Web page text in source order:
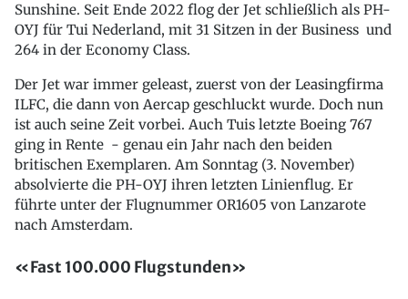
Sunshine. Seit Ende 2022 flog der Jet schließlich als PH-
OYJ für Tui Nederland, mit 31 Sitzen in der Business und
264 in der Economy Class.
Der Jet war immer geleast, zuerst von der Leasingfirma
ILFC, die dann von Aercap geschluckt wurde. Doch nun
ist auch seine Zeit vorbei. Auch Tuis letzte Boeing 767
ging in Rente - genau ein Jahr nach den beiden
britischen Exemplaren. Am Sonntag (3. November)
absolvierte die PH-OYJ ihren letzten Linienflug. Er
führte unter der Flugnummer OR1605 von Lanzarote
nach Amsterdam.
«Fast 100.000 Flugstunden»